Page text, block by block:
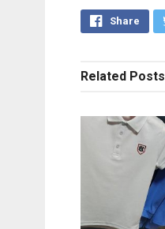
Share
Related Posts